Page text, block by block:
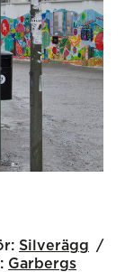
Silverägg
Garbergs